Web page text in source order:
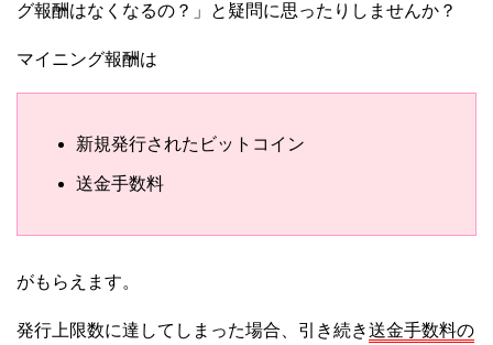
グ報酬はなくなるの？」と疑問に思ったりしませんか？
マイニング報酬は
新規発行されたビットコイン
送金手数料
がもらえます。
発行上限数に達してしまった場合、引き続き送金手数料の